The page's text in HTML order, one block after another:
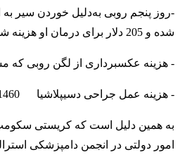
-روز پنجم روبی به‌دلیل خوردن سیر
شده و 205 دلار برای درمان او هزینه شد.
- هزینه عکسبرداری از لگن روبی که مشکل
- هزینه عمل جراحی دسیپلاشیا 1460 دلار
به همین دلیل است که کریستی
امور دولتی در انجمن دامپزشکی